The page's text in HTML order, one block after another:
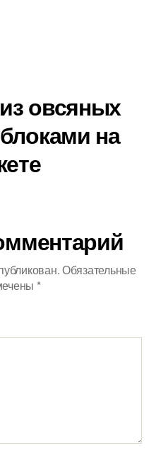
овсяных
на
Обязательные
*